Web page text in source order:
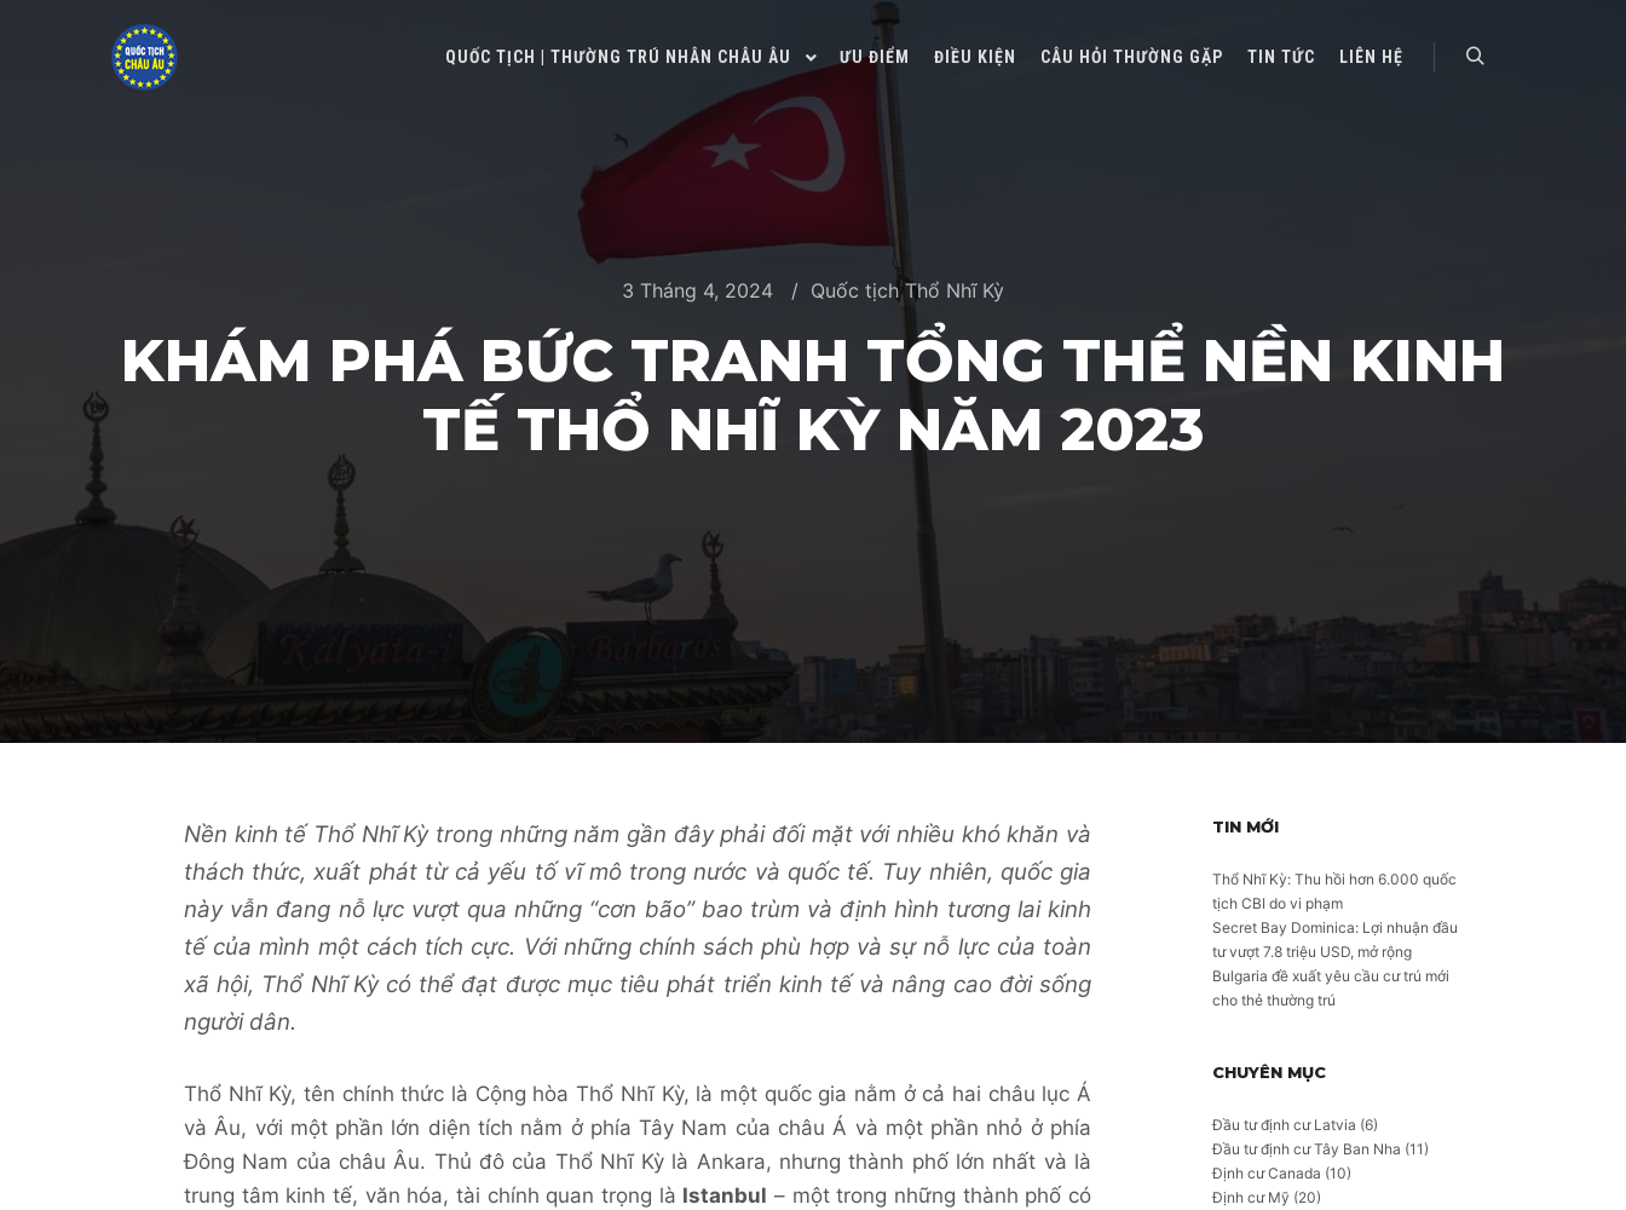
QUỐC TỊCH | THƯỜNG TRÚ NHÂN CHÂU ÂU ƯU ĐIỂM ĐIỀU KIỆN CÂU HỎI THƯỜNG GẶP TIN TỨC LIÊN HỆ
3 Tháng 4, 2024 Quốc tịch Thổ Nhĩ Kỳ
KHÁM PHÁ BỨC TRANH TỔNG THỂ NỀN KINH
TẾ THỔ NHĨ KỲ NĂM 2023
Nền kinh tế Thổ Nhĩ Kỳ trong những năm gần đây phải đối mặt với nhiều khó khăn và
thách thức, xuất phát từ cả yếu tố vĩ mô trong nước và quốc tế. Tuy nhiên, quốc gia
này vẫn đang nỗ lực vượt qua những “cơn bão” bao trùm và định hình tương lai kinh
tế của mình một cách tích cực. Với những chính sách phù hợp và sự nỗ lực của toàn
xã hội, Thổ Nhĩ Kỳ có thể đạt được mục tiêu phát triển kinh tế và nâng cao đời sống
người dân.
Thổ Nhĩ Kỳ, tên chính thức là Cộng hòa Thổ Nhĩ Kỳ, là một quốc gia nằm ở cả hai châu lục Á
và Âu, với một phần lớn diện tích nằm ở phía Tây Nam của châu Á và một phần nhỏ ở phía
Đông Nam của châu Âu. Thủ đô của Thổ Nhĩ Kỳ là Ankara, nhưng thành phố lớn nhất và là
trung tâm kinh tế, văn hóa, tài chính quan trọng là Istanbul – một trong những thành phố có
TIN MỚI
Thổ Nhĩ Kỳ: Thu hồi hơn 6.000 quốc
tịch CBI do vi phạm
Secret Bay Dominica: Lợi nhuận đầu
tư vượt 7.8 triệu USD, mở rộng
Bulgaria đề xuất yêu cầu cư trú mới
cho thẻ thường trú
CHUYÊN MỤC
Đầu tư định cư Latvia (6)
Đầu tư định cư Tây Ban Nha (11)
Định cư Canada (10)
Định cư Mỹ (20)